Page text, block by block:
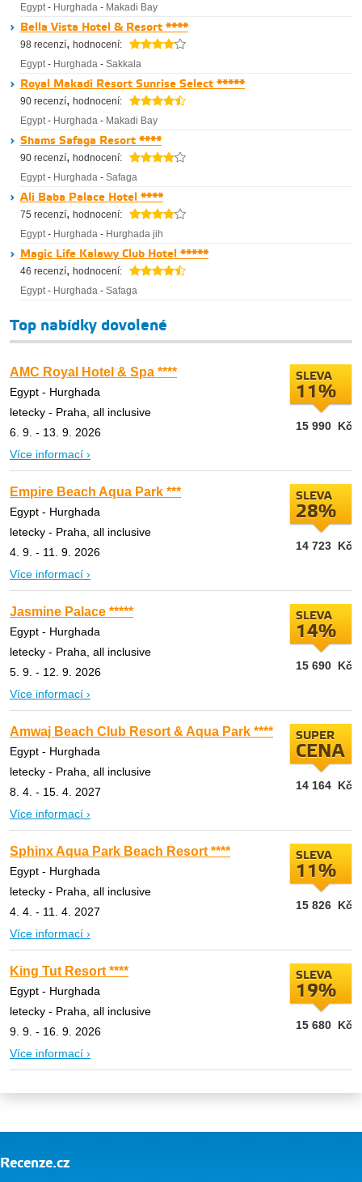
Egypt - Hurghada - Makadi Bay
Bella Vista Hotel & Resort ****
98 recenzí, hodnocení:
Egypt - Hurghada - Sakkala
Royal Makadi Resort Sunrise Select *****
90 recenzí, hodnocení:
Egypt - Hurghada - Makadi Bay
Shams Safaga Resort ****
90 recenzí, hodnocení:
Egypt - Hurghada - Safaga
Ali Baba Palace Hotel ****
75 recenzí, hodnocení:
Egypt - Hurghada - Hurghada jih
Magic Life Kalawy Club Hotel *****
46 recenzí, hodnocení:
Egypt - Hurghada - Safaga
Top nabídky dovolené
AMC Royal Hotel & Spa ****
Egypt - Hurghada
letecky - Praha, all inclusive
6. 9. - 13. 9. 2026
Více informací ›
SLEVA
11%
15 990 Kč
Empire Beach Aqua Park ***
Egypt - Hurghada
letecky - Praha, all inclusive
4. 9. - 11. 9. 2026
Více informací ›
SLEVA
28%
14 723 Kč
Jasmine Palace *****
Egypt - Hurghada
letecky - Praha, all inclusive
5. 9. - 12. 9. 2026
Více informací ›
SLEVA
14%
15 690 Kč
Amwaj Beach Club Resort & Aqua Park ****
Egypt - Hurghada
letecky - Praha, all inclusive
8. 4. - 15. 4. 2027
Více informací ›
SUPER
CENA
14 164 Kč
Sphinx Aqua Park Beach Resort ****
Egypt - Hurghada
letecky - Praha, all inclusive
4. 4. - 11. 4. 2027
Více informací ›
SLEVA
11%
15 826 Kč
King Tut Resort ****
Egypt - Hurghada
letecky - Praha, all inclusive
9. 9. - 16. 9. 2026
Více informací ›
SLEVA
19%
15 680 Kč
Recenze.cz